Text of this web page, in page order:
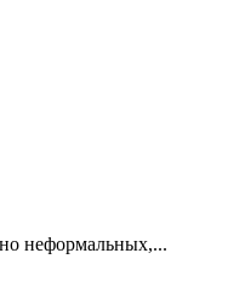
неформальных,...